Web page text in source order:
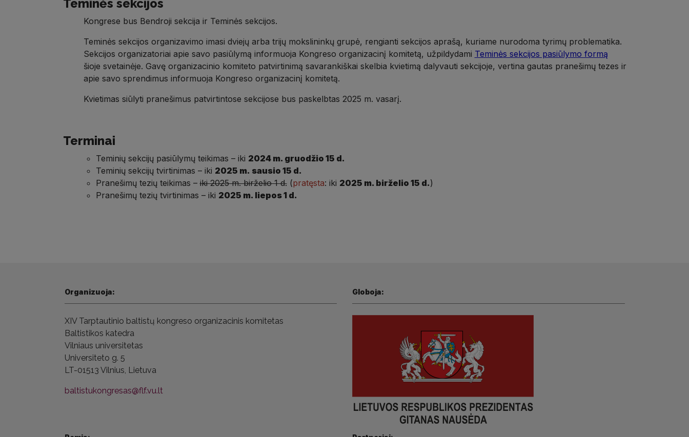
Teminės sekcijos
Kongrese bus Bendroji sekcija ir Teminės sekcijos.
Teminės sekcijos organizavimo imasi dviejų arba trijųmokslininkų grupė, rengianti sekcijos aprašą, kuriame nurodoma tyrimų problematika.
Sekcijos organizatoriai apie savo pasiūlymą informuoja Kongreso organizacinį komitetą, užpildydami Teminės sekcijos pasiūlymo formą
šioje svetainėje. Gavę organizacinio komiteto patvirtinimą savarankiškai skelbia kvietimą dalyvauti sekcijoje, vertina gautas pranešimųtezes ir
apie savo sprendimus informuoja Kongreso organizacinį komitetą.
Kvietimas siūlyti pranešimus patvirtintose sekcijose bus paskelbtas 2025 m. vasarį.
Terminai
Teminių sekcijų pasiūlymų teikimas – iki 2024m. gruodžio 15 d.
Teminių sekcijų tvirtinimas – iki 2025 m. sausio 15 d.
Pranešimų tezių teikimas –iki2025 m. birželio 1 d.(pratęsta: iki 2025 m. birželio 15 d.)
Pranešimų tezių tvirtinimas – iki 2025 m. liepos 1 d.
Organizuoja:
XIV Tarptautinio baltistų kongreso organizacinis komitetas
Baltistikos katedra
Vilniaus universitetas
Universiteto g. 5
LT-01513 Vilnius, Lietuva
baltistukongresas@flf.vu.lt
Globoja: